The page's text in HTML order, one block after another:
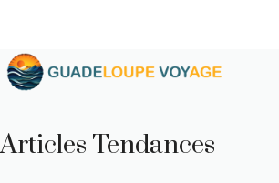
Articles Tendances